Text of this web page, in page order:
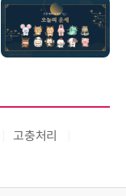
고충처리